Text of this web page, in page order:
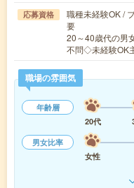
応募資格
職種未経験OK /
要
20～40歳代の男
不問◇未経験OK
職場の雰囲気
年齢層
20代
男女比率
女性